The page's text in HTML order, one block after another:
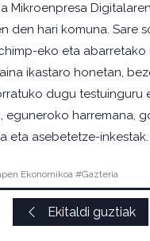
Mikroenpresa
den hari komuna. Sare
eko eta abarretako
ikastaro honetan,
dugu testuinguru
eguneroko harremana,
eta asebetetze-inkestak.
Ekonomikoa #Gazteria
Ekitaldi guztiak